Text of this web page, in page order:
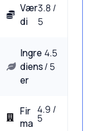
Vær
di
3.8 /
5
Ingre
diens
er
4.5
/ 5
Fir
ma
4.9 /
5